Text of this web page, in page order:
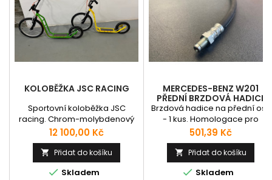
KOLOBĚŽKA JSC RACING
Sportovní koloběžka JSC
racing. Chrom-molybdenový
rám. Kola 20’’ / 12’’ Váha 7,5 Kg
Vhodné pro všechny věkové
kategorie. Nosnost do 100 kg.
Univerzální držák na zeď
ZDARMA.
Cena
12 100,00 Kč
 Přidat do košíku
 Skladem
MERCEDES-BENZ W201
PŘEDNÍ BRZDOVÁ HADICE
PRYŽ
Brzdová hadice na přední osu
- 1 kus. Homologace pro
silniční provoz. Délka 370 mm.
Závit 10x1 vniřní+vnější.
Obrácené / konkávní sedlo.
Cena
501,39 Kč
 Přidat do košíku
 Skladem